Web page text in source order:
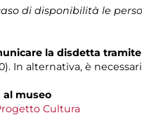
di disponibilità le
la disdetta
In alternativa, è
al museo
Cultura